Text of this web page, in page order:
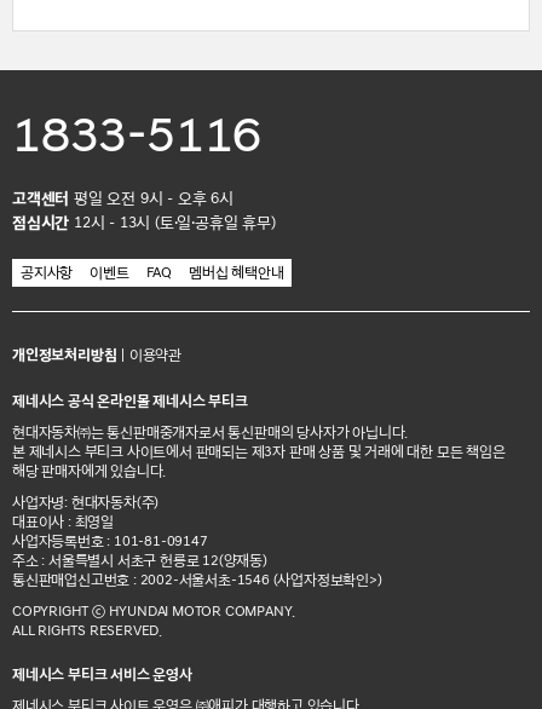
1833-5116
고객센터 평일 오전 9시 - 오후 6시
점심시간 12시 - 13시 (토·일·공휴일 휴무)
공지사항 이벤트 FAQ 멤버십 혜택안내
개인정보처리방침 이용약관
제네시스 공식 온라인몰 제네시스 부티크
현대자동차㈜는 통신판매중개자로서 통신판매의 당사자가 아닙니다.
본 제네시스 부티크 사이트에서 판매되는 제3자 판매 상품 및 거래에 대한 모든 책임은
해당 판매자에게 있습니다.
사업자명: 현대자동차(주)
대표이사 : 최영일
사업자등록번호 : 101-81-09147
주소 : 서울특별시 서초구 헌릉로 12(양재동)
통신판매업신고번호 : 2002-서울서초-1546 (사업자정보확인>)
COPYRIGHT ⓒ HYUNDAI MOTOR COMPANY.
ALL RIGHTS RESERVED.
제네시스 부티크 서비스 운영사